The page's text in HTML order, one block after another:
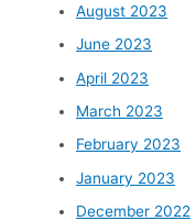
August 2023
June 2023
April 2023
March 2023
February 2023
January 2023
December 2022